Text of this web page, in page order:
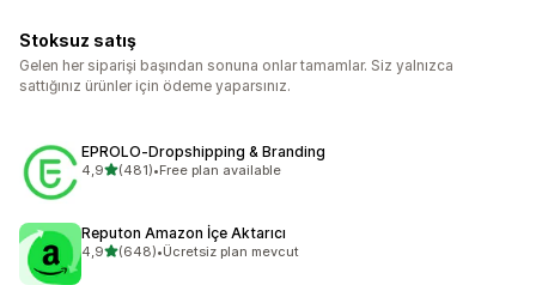
Stoksuz satış
Gelen her siparişi başından sonuna onlar tamamlar. Siz yalnızca
sattığınız ürünler için ödeme yaparsınız.
EPROLO‑Dropshipping & Branding
4,95 yıldız üzerinden
(481)
toplam 481 değerlendirme
•Free plan available
Reputon Amazon İçe Aktarıcı
4,95 yıldız üzerinden
(648)
toplam 648 değerlendirme
•Ücretsiz plan mevcut